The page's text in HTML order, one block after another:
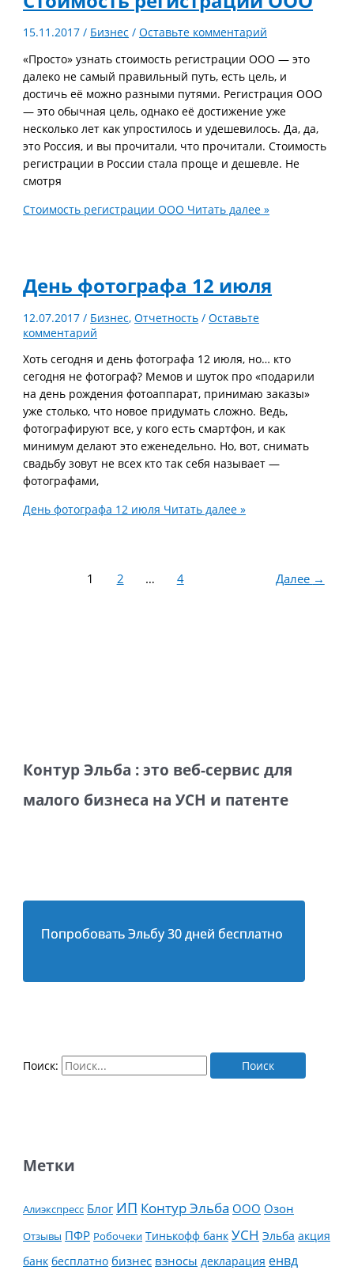
15.11.2017/ Бизнес /Оставьте комментарий
«Просто» узнать стоимость регистрации ООО — это
далеко не самый правильный путь, есть цель, и
достичь её можно разными путями. Регистрация ООО
— это обычная цель, однако её достижение уже
несколько лет как упростилось и удешевилось. Да, да,
это Россия, и вы прочитали, что прочитали. Стоимость
регистрации в России стала проще и дешевле. Не
смотря
Стоимость регистрации ООО Читать далее »
День фотографа 12 июля
12.07.2017/ Бизнес,Отчетность /Оставьте
комментарий
Хоть сегодня и день фотографа 12 июля, но… кто
сегодня не фотограф? Мемов и шуток про «подарили
на день рождения фотоаппарат, принимаю заказы»
уже столько, что новое придумать сложно. Ведь,
фотографируют все, у кого есть смартфон, и как
минимум делают это еженедельно. Но, вот, снимать
свадьбу зовут не всех кто так себя называет —
фотографами,
День фотографа 12 июля Читать далее »
1 2 … 4 Далее →
Контур Эльба : это веб-сервис для
малого бизнеса на УСН и патенте
Попробовать Эльбу 30 дней бесплатно
Поиск:
Метки
Алиэкспресс Блог ИП Контур Эльба ООО Озон
Отзывы ПФР Робочеки Тинькофф банк УСН Эльба акция
банк бесплатно бизнес взносы декларация енвд